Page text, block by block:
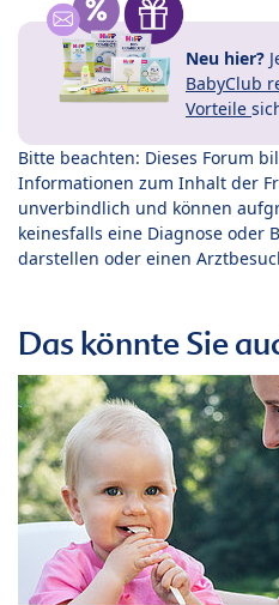
Neu hier?
BabyClub
Vorteile
Bitte beachten: Dieses Forum
Informationen zum Inhalt der
unverbindlich und können
keinesfalls eine Diagnose oder
darstellen oder einen
Das könnte Sie